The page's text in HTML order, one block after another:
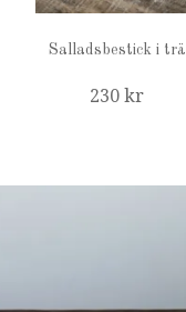
Salladsbestick i trä
230 kr